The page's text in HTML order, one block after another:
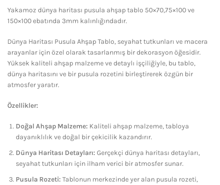
Yakamoz dünya haritası pusula ahşap tablo 50×70,75×100 ve
150×100 ebatında 3mm kalınlığındadır.
Dünya Haritası Pusula Ahşap Tablo, seyahat tutkunları ve macera
arayanlar için özel olarak tasarlanmış bir dekorasyon öğesidir.
Yüksek kaliteli ahşap malzeme ve detaylı işçiliğiyle, bu tablo,
dünya haritasını ve bir pusula rozetini birleştirerek özgün bir
atmosfer yaratır.
Özellikler:
Doğal Ahşap Malzeme: Kaliteli ahşap malzeme, tabloya
dayanıklılık ve doğal bir çekicilik kazandırır.
Dünya Haritası Detayları: Gerçekçi dünya haritası detayları,
seyahat tutkunları için ilham verici bir atmosfer sunar.
Pusula Rozeti: Tablonun merkezinde yer alan pusula rozeti,